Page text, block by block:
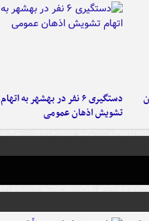
دستگیری ۶ نفر در بهشهر به اتهام
تشویش اذهان عمومی